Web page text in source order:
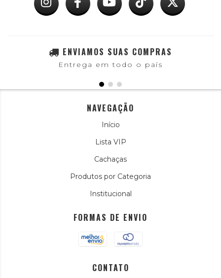
ENVIAMOS SUAS COMPRAS
Entrega em todo o país
NAVEGAÇÃO
Início
Lista VIP
Cachaças
Produtos por Categoria
Institucional
FORMAS DE ENVIO
CONTATO